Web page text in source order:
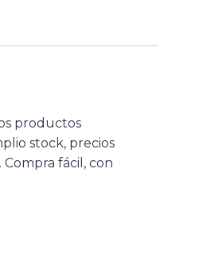
productos
stock, precios
fácil, con